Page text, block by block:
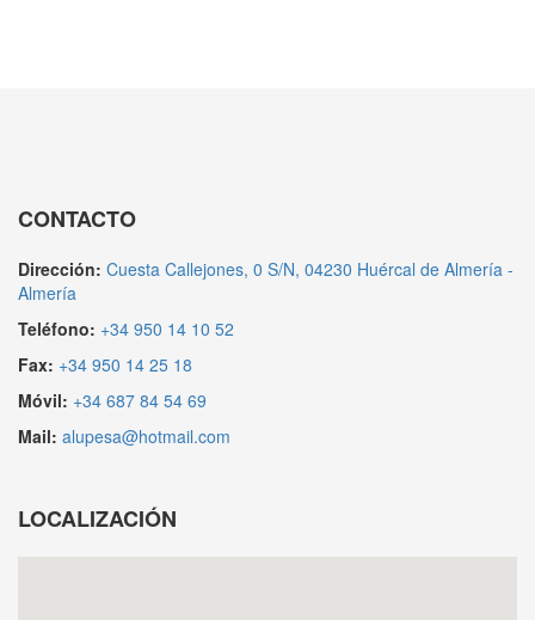
CONTACTO
Dirección: Cuesta Callejones, 0 S/N, 04230 Huércal de Almería -
Almería
Teléfono: +34 950 14 10 52
Fax: +34 950 14 25 18
Móvil: +34 687 84 54 69
Mail: alupesa@hotmail.com
LOCALIZACIÓN